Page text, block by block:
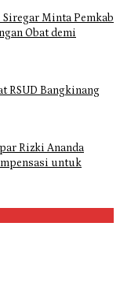
Minta Pemkab
Obat demi
RSUD Bangkinang
Rizki Ananda
untuk